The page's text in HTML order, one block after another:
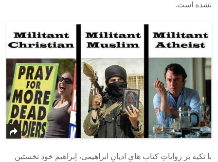
نشده است.
با تکیه بَر روایاتِ کتاب هایِ ادیانِ ابراهیمی، اِبراهیم خود نخستین